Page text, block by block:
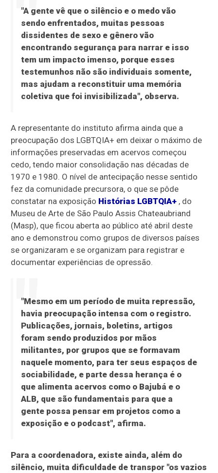
"A gente vê que o silêncio e o medo vão
sendo enfrentados, muitas pessoas
dissidentes de sexo e gênero vão
encontrando segurança para narrar e isso
tem um impacto imenso, porque esses
testemunhos não são individuais somente,
mas ajudam a reconstituir uma memória
coletiva que foi invisibilizada", observa.
A representante do instituto afirma ainda que a
preocupação dos LGBTQIA+ em deixar o máximo de
informações preservadas em acervos começou
cedo, tendo maior consolidação nas décadas de
1970 e 1980. O nível de antecipação nesse sentido
fez da comunidade precursora, o que se pôde
constatar na exposição Histórias LGBTQIA+ , do
Museu de Arte de São Paulo Assis Chateaubriand
(Masp), que ficou aberta ao público até abril deste
ano e demonstrou como grupos de diversos países
se organizaram e se organizam para registrar e
documentar experiências de opressão.
"Mesmo em um período de muita repressão,
havia preocupação intensa com o registro.
Publicações, jornais, boletins, artigos
foram sendo produzidos por mãos
militantes, por grupos que se formavam
naquele momento, para ter seus espaços de
sociabilidade, e parte dessa herança é o
que alimenta acervos como o Bajubá e o
ALB, que são fundamentais para que a
gente possa pensar em projetos como a
exposição e o podcast", afirma.
Para a coordenadora, existe ainda, além do
silêncio, muita dificuldade de transpor "os vazios